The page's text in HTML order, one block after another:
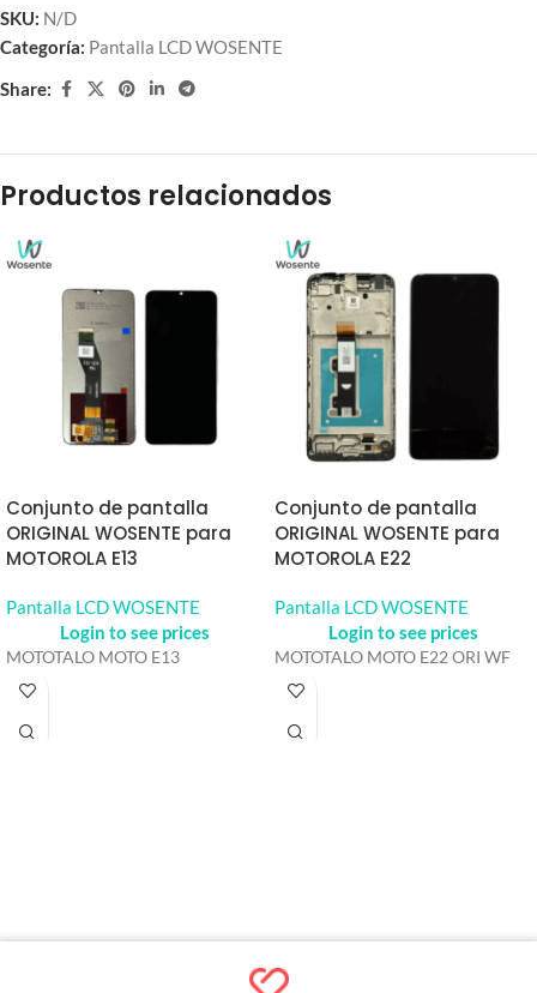
SKU: N/D
Categoría: Pantalla LCD WOSENTE
Share:
Productos relacionados
Conjunto de pantalla
ORIGINAL WOSENTE para
MOTOROLA E13
Pantalla LCD WOSENTE
Login to see prices
MOTOTALO MOTO E13
Conjunto de pantalla
ORIGINAL WOSENTE para
MOTOROLA E22
Pantalla LCD WOSENTE
Login to see prices
MOTOTALO MOTO E22 ORI WF